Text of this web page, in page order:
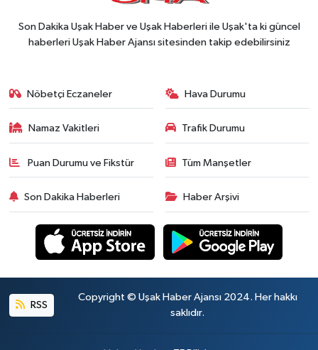
Son Dakika Uşak Haber ve Uşak Haberleri ile Uşak'ta ki güncel
haberleri Uşak Haber Ajansı sitesinden takip edebilirsiniz
Nöbetçi Eczaneler Hava Durumu
Namaz Vakitleri Trafik Durumu
Puan Durumu ve Fikstür Tüm Manşetler
Son Dakika Haberleri Haber Arşivi
RSS
Copyright © Uşak Haber Ajansı 2024. Her hakkı
saklıdır.